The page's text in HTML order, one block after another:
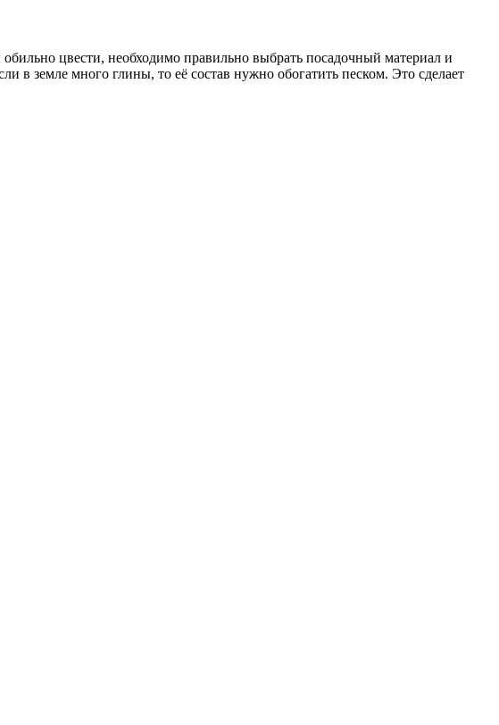
цвести, необходимо правильно выбрать посадочный материал и
в земле много глины, то её состав нужно обогатить песком. Это сделает